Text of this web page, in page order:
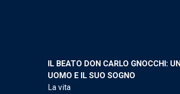
IL BEATO DON CARLO GNOCCHI: UN
UOMO E IL SUO SOGNO
La vita